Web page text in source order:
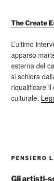
The Create
L’ultimo
apparso
esterna del
si schiera
riqualificare
culturale.
PENSIERO
Gli artisti-